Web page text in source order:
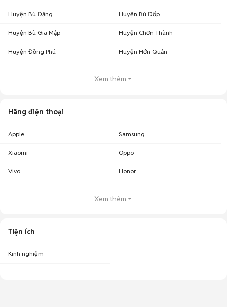
Huyện Bù Đăng Huyện Bù Đốp
Huyện Bù Gia Mập Huyện Chơn Thành
Huyện Đồng Phú Huyện Hớn Quản
Xem thêm
Hãng điện thoại
Apple Samsung
Xiaomi Oppo
Vivo Honor
Xem thêm
Tiện ích
Kinh nghiệm